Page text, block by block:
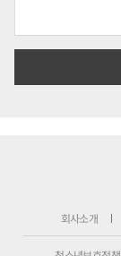
회사소개